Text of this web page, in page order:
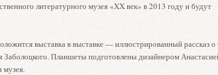
литературного музея «XX век» в 2013 году и будут
выставка в выставке — иллюстрированный рассказ о
Заболоцкого. Планшеты подготовлены дизайнером
музея.